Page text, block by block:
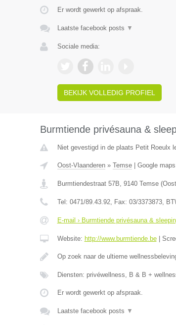
Er wordt gewerkt op afspraak.
Laatste facebook posts ▼
Sociale media:
BEKIJK VOLLEDIG PROFIEL
Burmtiende privésauna &
Niet gevestigd in de plaats Petit Roeulx
Oost-Vlaanderen» Temse| Google maps
Burmtiendestraat 57B, 9140 Temse(
Tel: 0471/89.43.92, Fax: 03/3373873,
E-mail › Burmtiende privésauna &
Website: http://www.burmtiende.be|
Op zoek naar de ultieme
Diensten: privéwellness, B & B +
Er wordt gewerkt op afspraak.
Laatste facebook posts ▼